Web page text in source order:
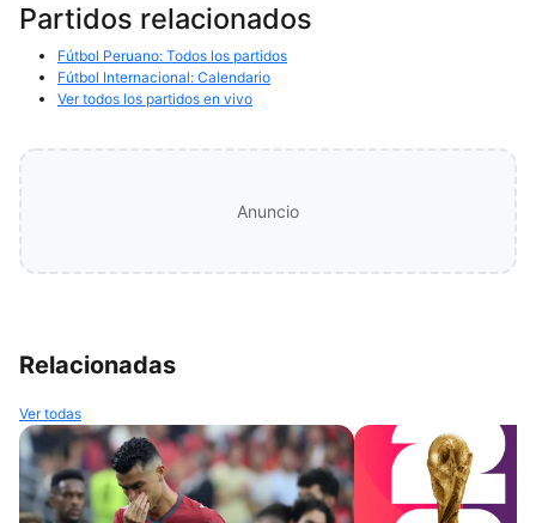
Partidos relacionados
Fútbol Peruano: Todos los partidos
Fútbol Internacional: Calendario
Ver todos los partidos en vivo
Anuncio
Relacionadas
Ver todas